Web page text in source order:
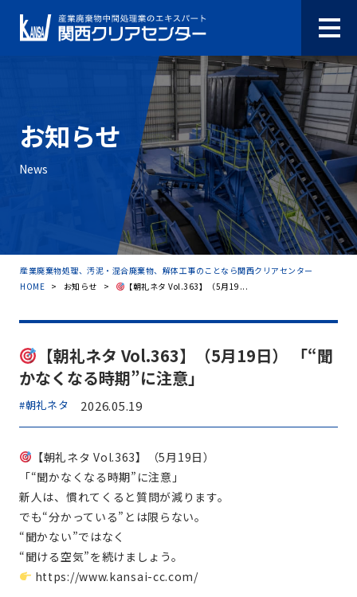
お知らせ
News
産業廃棄物処理、汚泥・混合廃棄物、解体工事のことなら関西クリアセンター
HOME > お知らせ > 【朝礼ネタ Vol.363】（5月19...
【朝礼ネタ Vol.363】（5月19日） 「“聞
かなくなる時期”に注意」
#朝礼ネタ 2026.05.19
【朝礼ネタ Vol.363】（5月19日）
「“聞かなくなる時期”に注意」
新人は、慣れてくると質問が減ります。
でも“分かっている”とは限らない。
“聞かない”ではなく
“聞ける空気”を続けましょう。
https://www.kansai-cc.com/